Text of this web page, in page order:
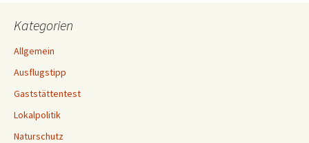
Kategorien
Allgemein
Ausflugstipp
Gaststättentest
Lokalpolitik
Naturschutz